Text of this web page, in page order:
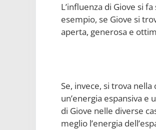
L’influenza di Giove si
esempio, se Giove si
aperta, generosa e
Se, invece, si trova
un’energia espansiva e
di Giove nelle diverse
meglio l’energia